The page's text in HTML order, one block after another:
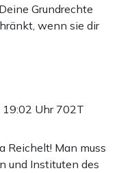
Grundrechte
wenn sie dir
19:02 Uhr 702T
Reichelt! Man muss
und Instituten des